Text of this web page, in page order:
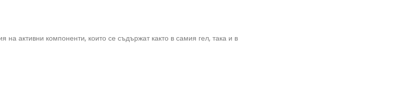
на активни компоненти, които се съдържат както в самия гел, така и в